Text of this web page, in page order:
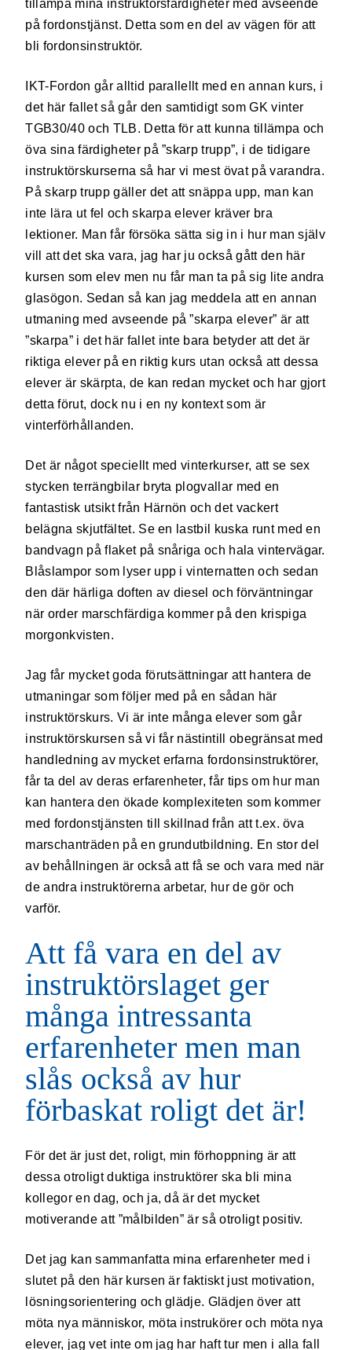
tillämpa mina instruktörsfärdigheter med avseende
på fordonstjänst. Detta som en del av vägen för att
bli fordonsinstruktör.
IKT-Fordon går alltid parallellt med en annan kurs, i
det här fallet så går den samtidigt som GK vinter
TGB30/40 och TLB. Detta för att kunna tillämpa och
öva sina färdigheter på ”skarp trupp”, i de tidigare
instruktörskurserna så har vi mest övat på varandra.
På skarp trupp gäller det att snäppa upp, man kan
inte lära ut fel och skarpa elever kräver bra
lektioner. Man får försöka sätta sig in i hur man själv
vill att det ska vara, jag har ju också gått den här
kursen som elev men nu får man ta på sig lite andra
glasögon. Sedan så kan jag meddela att en annan
utmaning med avseende på ”skarpa elever” är att
”skarpa” i det här fallet inte bara betyder att det är
riktiga elever på en riktig kurs utan också att dessa
elever är skärpta, de kan redan mycket och har gjort
detta förut, dock nu i en ny kontext som är
vinterförhållanden.
Det är något speciellt med vinterkurser, att se sex
stycken terrängbilar bryta plogvallar med en
fantastisk utsikt från Härnön och det vackert
belägna skjutfältet. Se en lastbil kuska runt med en
bandvagn på flaket på snåriga och hala vintervägar.
Blåslampor som lyser upp i vinternatten och sedan
den där härliga doften av diesel och förväntningar
när order marschfärdiga kommer på den krispiga
morgonkvisten.
Jag får mycket goda förutsättningar att hantera de
utmaningar som följer med på en sådan här
instruktörskurs. Vi är inte många elever som går
instruktörskursen så vi får nästintill obegränsat med
handledning av mycket erfarna fordonsinstruktörer,
får ta del av deras erfarenheter, får tips om hur man
kan hantera den ökade komplexiteten som kommer
med fordonstjänsten till skillnad från att t.ex. öva
marschanträden på en grundutbildning. En stor del
av behållningen är också att få se och vara med när
de andra instruktörerna arbetar, hur de gör och
varför.
Att få vara en del av
instruktörslaget ger
många intressanta
erfarenheter men man
slås också av hur
förbaskat roligt det är!
För det är just det, roligt, min förhoppning är att
dessa otroligt duktiga instruktörer ska bli mina
kollegor en dag, och ja, då är det mycket
motiverande att ”målbilden” är så otroligt positiv.
Det jag kan sammanfatta mina erfarenheter med i
slutet på den här kursen är faktiskt just motivation,
lösningsorientering och glädje. Glädjen över att
möta nya människor, möta instrukörer och möta nya
elever, jag vet inte om jag har haft tur men i alla fall